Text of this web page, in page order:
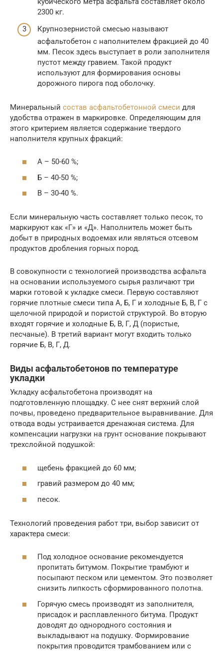
2300 кг.
Крупнозернистой смесью называют
асфальтобетон с наполнителем фракцией до 40
мм. Песок здесь выступает в роли заполнителя
пустот между гравием. Такой продукт
используют для формирования основы
дорожного пирога под оболочку.
Минеральный состав асфальтобетонной смеси для
удобства отражен в маркировке. Определяющим для
этого критерием является содержание твердого
наполнителя крупных фракций:
А – 50-60 %;
Б – 40-50 %;
В – 30-40 %.
Если минеральную часть составляет только песок, то
маркируют как «Г» и «Д». Наполнитель может быть
добыт в природных водоемах или являться отсевом
продуктов дробления горных пород.
В совокупности с технологией производства асфальта
на основании используемого сырья различают три
марки готовой к укладке смеси. Первую составляют
горячие плотные смеси типа А, Б, Г и холодные Б, В, Г с
щелочной природой и пористой структурой. Во вторую
входят горячие и холодные Б, В, Г, Д (пористые,
песчаные). В третий вариант могут входить только
горячие Б, В, Г, Д.
Виды асфальтобетонов по температуре
укладки
Укладку асфальтобетона производят на
подготовленную площадку. С нее снят верхний слой
почвы, проведено предварительное выравнивание. Для
отвода воды устраивается дренажная система. Для
компенсации нагрузки на грунт основание покрывают
трехслойной подушкой:
щебень фракцией до 60 мм;
гравий размером до 40 мм;
песок.
Технологий проведения работ три, выбор зависит от
характера смеси:
Под холодное основание рекомендуется
пропитать битумом. Покрытие трамбуют и
посыпают песком или цементом. Это позволяет
снизить липкость сформированного полотна.
Горячую смесь производят из заполнителя,
присадок и расплавленного битума. Продукт
доводят до однородного состояния и
выкладывают на подушку. Формирование
покрытия проводится трамбованием или с